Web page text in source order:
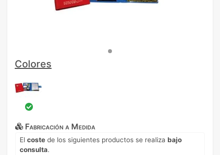
Colores
Fabricación a Medida
El coste de los siguientes productos se realiza bajo
consulta.